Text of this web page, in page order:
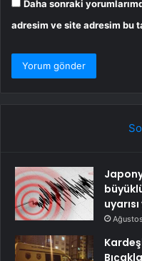
Daha sonraki
adresim ve site adresim bu